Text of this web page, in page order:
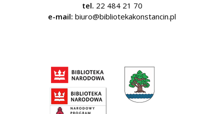
tel. 22 484 21 70
e-mail: biuro@bibliotekakonstancin.pl